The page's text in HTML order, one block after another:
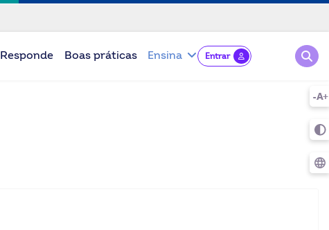
Responde Boas práticas Ensina Entrar